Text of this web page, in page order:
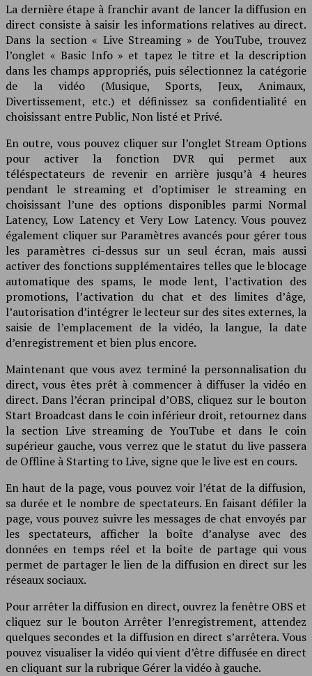
La dernière étape à franchir avant de lancer la diffusion en
direct consiste à saisir les informations relatives au direct.
Dans la section « Live Streaming » de YouTube, trouvez
l’onglet « Basic Info » et tapez le titre et la description
dans les champs appropriés, puis sélectionnez la catégorie
de la vidéo (Musique, Sports, Jeux, Animaux,
Divertissement, etc.) et définissez sa confidentialité en
choisissant entre Public, Non listé et Privé.
En outre, vous pouvez cliquer sur l’onglet Stream Options
pour activer la fonction DVR qui permet aux
téléspectateurs de revenir en arrière jusqu’à 4 heures
pendant le streaming et d’optimiser le streaming en
choisissant l’une des options disponibles parmi Normal
Latency, Low Latency et Very Low Latency. Vous pouvez
également cliquer sur Paramètres avancés pour gérer tous
les paramètres ci-dessus sur un seul écran, mais aussi
activer des fonctions supplémentaires telles que le blocage
automatique des spams, le mode lent, l’activation des
promotions, l’activation du chat et des limites d’âge,
l’autorisation d’intégrer le lecteur sur des sites externes, la
saisie de l’emplacement de la vidéo, la langue, la date
d’enregistrement et bien plus encore.
Maintenant que vous avez terminé la personnalisation du
direct, vous êtes prêt à commencer à diffuser la vidéo en
direct. Dans l’écran principal d’OBS, cliquez sur le bouton
Start Broadcast dans le coin inférieur droit, retournez dans
la section Live streaming de YouTube et dans le coin
supérieur gauche, vous verrez que le statut du live passera
de Offline à Starting to Live, signe que le live est en cours.
En haut de la page, vous pouvez voir l’état de la diffusion,
sa durée et le nombre de spectateurs. En faisant défiler la
page, vous pouvez suivre les messages de chat envoyés par
les spectateurs, afficher la boîte d’analyse avec des
données en temps réel et la boîte de partage qui vous
permet de partager le lien de la diffusion en direct sur les
réseaux sociaux.
Pour arrêter la diffusion en direct, ouvrez la fenêtre OBS et
cliquez sur le bouton Arrêter l’enregistrement, attendez
quelques secondes et la diffusion en direct s’arrêtera. Vous
pouvez visualiser la vidéo qui vient d’être diffusée en direct
en cliquant sur la rubrique Gérer la vidéo à gauche.